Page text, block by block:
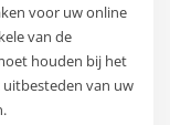
voor uw online
van de
houden bij het
uitbesteden van uw